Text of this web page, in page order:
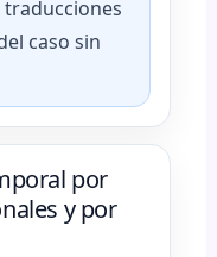
traducciones
caso sin
por
y por